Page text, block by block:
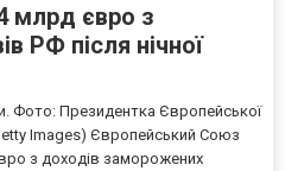
млрд євро з
РФ після нічної
Фото: Президентка Європейської
Images) Європейський Союз
з доходів заморожених